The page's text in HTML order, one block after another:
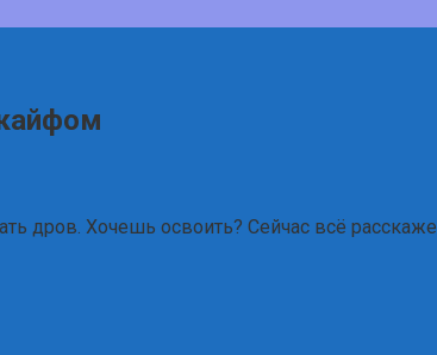
дров. Хочешь освоить? Сейчас всё